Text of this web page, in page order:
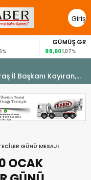
Giriş
Yap
GÜMÜŞ GRAM
88,601,07%
İl Başkanı Kayıran,
GÜNÜ MESAJI
OCAK